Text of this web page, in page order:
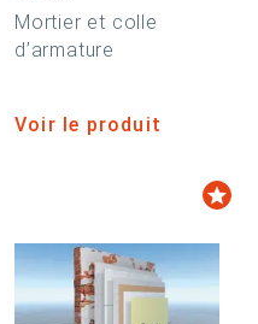
Mortier et colle
d’armature
Voir le produit